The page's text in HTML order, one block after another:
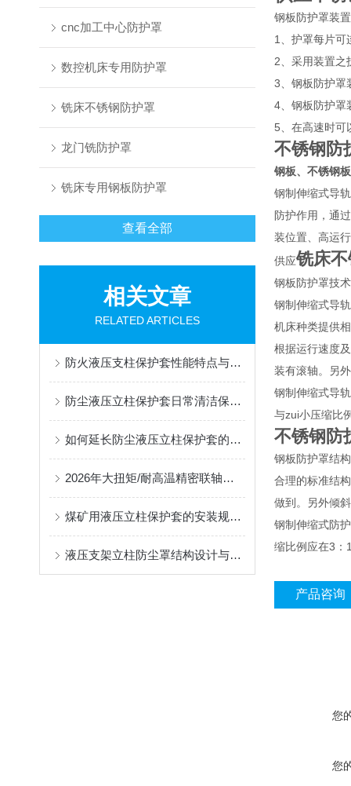
cnc加工中心防护罩
数控机床专用防护罩
铣床不锈钢防护罩
龙门铣防护罩
铣床专用钢板防护罩
查看全部
相关文章
RELATED ARTICLES
防火液压支柱保护套性能特点与阻燃防护应用
防尘液压立柱保护套日常清洁保养与更换规范
如何延长防尘液压立柱保护套的使用寿命？
2026年大扭矩/耐高温精密联轴器定制找哪家？能实现精准定制的优质厂家盘点
煤矿用液压立柱保护套的安装规范与使用寿命提升方案
液压支架立柱防尘罩结构设计与密封防护原理
钢板防护罩装
1、护罩每片可
2、采用装置之
3、钢板防护罩
4、钢板防护罩
5、在高速时可
不锈钢防
钢板、不锈钢
钢制伸缩式导
防护作用，通
装位置、高运
供应铣床
钢板防护罩技
钢制伸缩式导
机床种类提供
根据运行速度
装有滚轴。另
钢制伸缩式导
与zui小压缩比
不锈钢防
钢板防护罩结
合理的标准结
做到。另外倾
钢制伸缩式防
缩比例应在3：
产品咨询
您
您